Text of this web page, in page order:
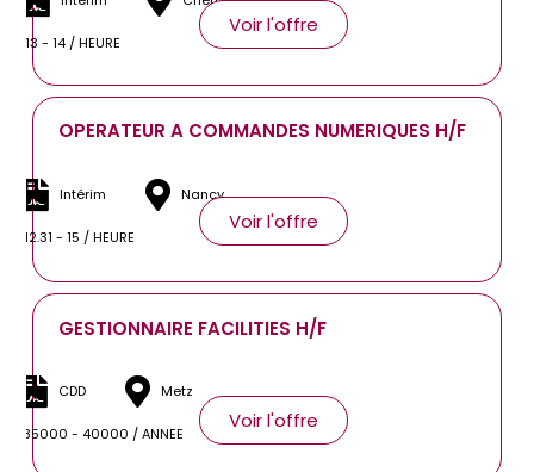
13 - 14 / HEURE
Voir l'offre
OPERATEUR A COMMANDES NUMERIQUES H/F
Intérim Nancy
12.31 - 15 / HEURE
Voir l'offre
GESTIONNAIRE FACILITIES H/F
CDD Metz
35000 - 40000 / ANNEE
Voir l'offre